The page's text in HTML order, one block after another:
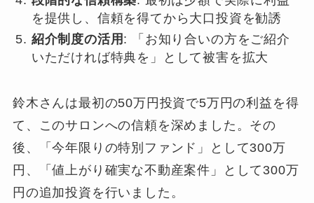
を提供し、信頼を得てから大口投資を勧誘
紹介制度の活用 : 「お知り合いの方をご紹介
いただければ特典を」として被害を拡大
鈴木さんは最初の50万円投資で5万円の利益を得
て、このサロンへの信頼を深めました。その
後、「今年限りの特別ファンド」として300万
円、「値上がり確実な不動産案件」として300万
円の追加投資を行いました。